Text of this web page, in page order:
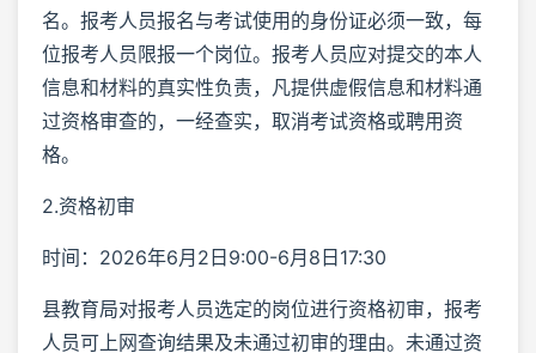
名。报考人员报名与考试使用的身份证必须一致，每
位报考人员限报一个岗位。报考人员应对提交的本人
信息和材料的真实性负责，凡提供虚假信息和材料通
过资格审查的，一经查实，取消考试资格或聘用资
格。
2.资格初审
时间：2026年6月2日9:00-6月8日17:30
县教育局对报考人员选定的岗位进行资格初审，报考
人员可上网查询结果及未通过初审的理由。未通过资